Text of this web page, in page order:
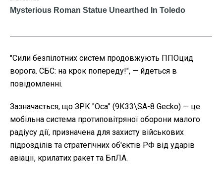
"Сили безпілотних систем продовжують ППОцид
ворога. СБС: на крок попереду!", — йдеться в
повідомленні.
Зазначається, що ЗРК "Оса" (9К33\SA-8 Gecko) — це
мобільна система протиповітряної оборони малого
радіусу дії, призначена для захисту військових
підрозділів та стратегічних об'єктів РФ від ударів
авіації, крилатих ракет та БпЛА.